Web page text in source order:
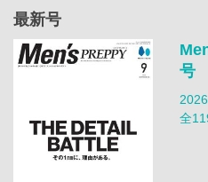
最新号
号
全